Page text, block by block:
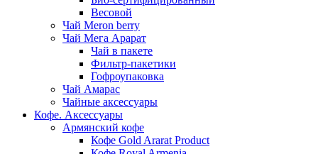
Весовой
Чай Meron berry
Чай Мега Арарат
Чай в пакете
Фильтр-пакетики
Гофроупаковка
Чай Амарас
Чайные аксессуары
Кофе. Аксессуары
Армянский кофе
Кофе Gold Ararat Product